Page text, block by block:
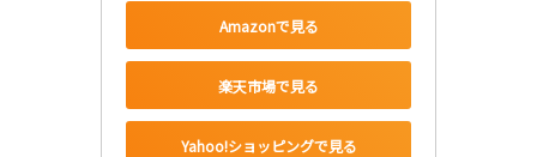
Amazonで見る
楽天市場で見る
Yahoo!ショッピングで見る